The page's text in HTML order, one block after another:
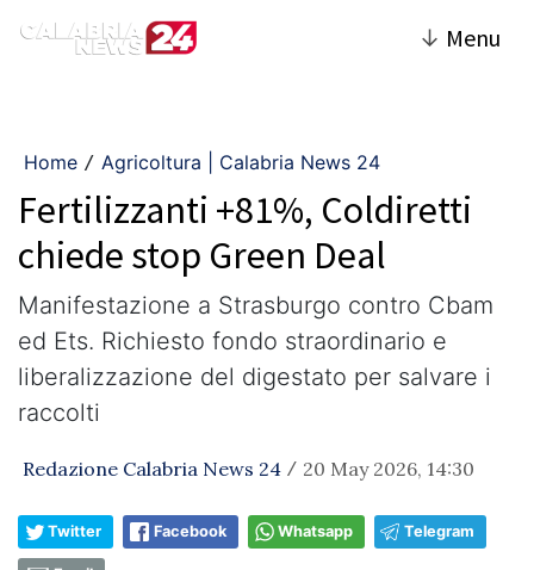
↓ Menu
Home / Agricoltura | Calabria News 24
Fertilizzanti +81%, Coldiretti
chiede stop Green Deal
Manifestazione a Strasburgo contro Cbam
ed Ets. Richiesto fondo straordinario e
liberalizzazione del digestato per salvare i
raccolti
Redazione Calabria News 24 / 20 May 2026, 14:30
Twitter Facebook Whatsapp Telegram